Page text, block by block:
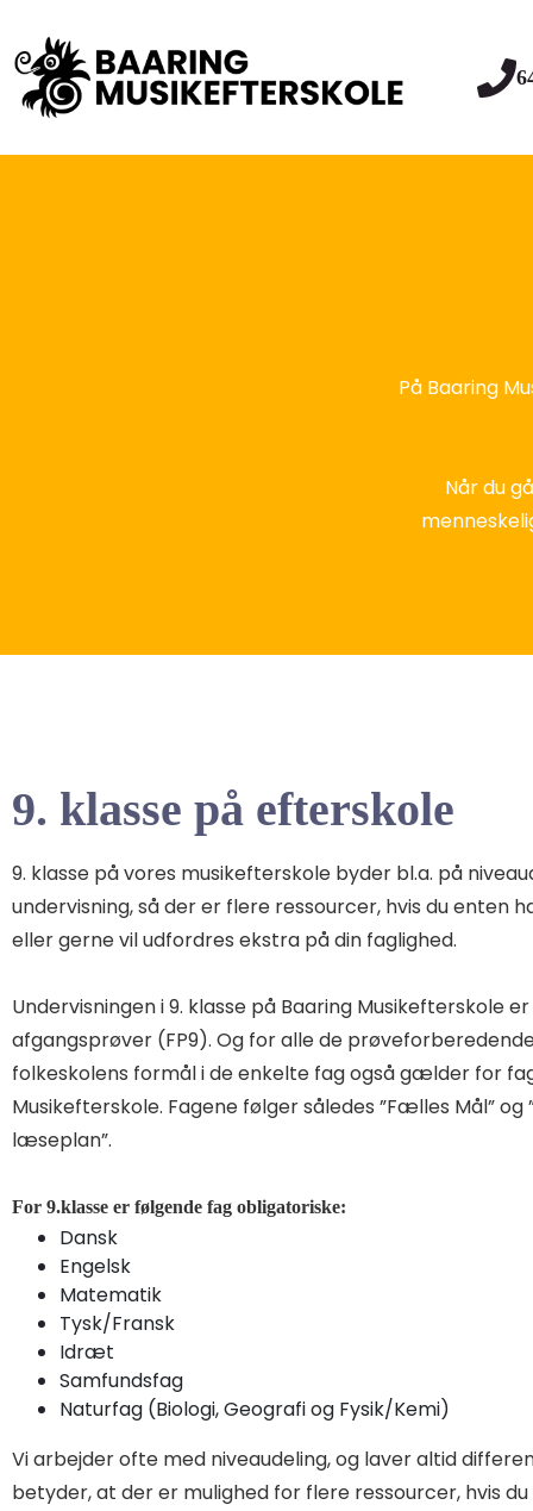
På Baaring
Når du
9. klasse på efterskole
9. klasse på vores musikefterskole byder bl.a. på
undervisning, så der er flere ressourcer, hvis du enten
eller gerne vil udfordres ekstra på din faglighed.
Undervisningen i 9. klasse på Baaring Musikefterskole
afgangsprøver (FP9). Og for alle de
folkeskolens formål i de enkelte fag også gælder for
Musikefterskole. Fagene følger således ”Fælles Mål” og
læseplan”.
For 9.klasse er følgende fag obligatoriske:
Dansk
Engelsk
Matematik
Tysk/Fransk
Idræt
Samfundsfag
Naturfag (Biologi, Geografi og Fysik/Kemi)
Vi arbejder ofte med niveaudeling, og laver altid
betyder, at der er mulighed for flere ressourcer, hvis